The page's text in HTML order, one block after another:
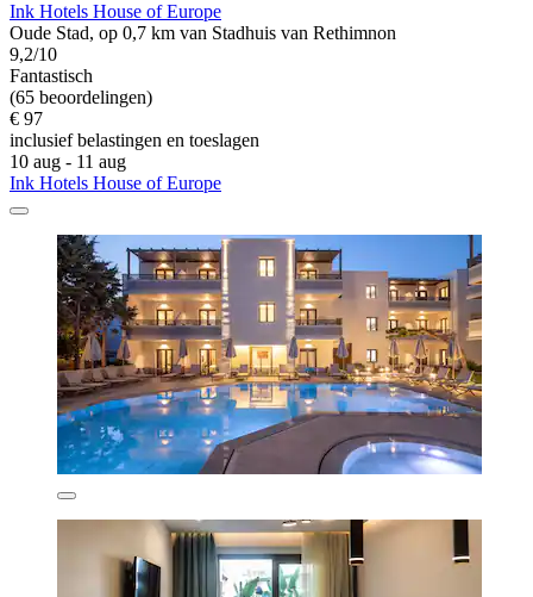
Ink Hotels House of Europe
Oude Stad, op 0,7 km van Stadhuis van Rethimnon
9,2/10
Fantastisch
(65 beoordelingen)
€ 97
inclusief belastingen en toeslagen
10 aug - 11 aug
Ink Hotels House of Europe